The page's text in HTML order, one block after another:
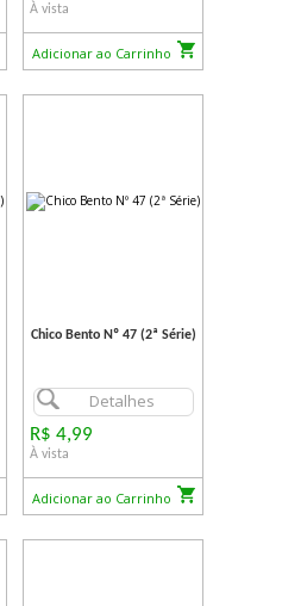
À vista
Adicionar ao Carrinho
Chico Bento Nº 47 (2ª Série)
Detalhes
R$ 4,99
À vista
Adicionar ao Carrinho